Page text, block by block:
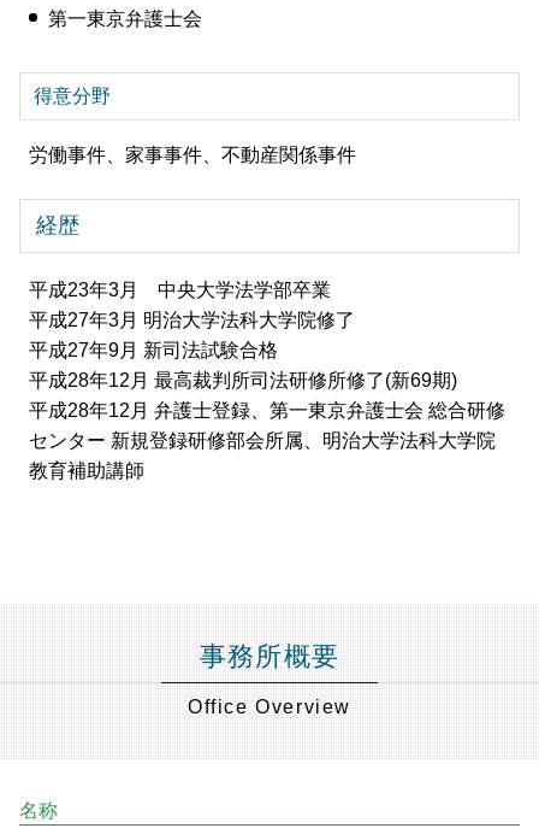
第一東京弁護士会
得意分野
労働事件、家事事件、不動産関係事件
経歴
平成23年3月 中央大学法学部卒業
平成27年3月 明治大学法科大学院修了
平成27年9月 新司法試験合格
平成28年12月 最高裁判所司法研修所修了(新69期)
平成28年12月 弁護士登録、第一東京弁護士会 総合研修
センター 新規登録研修部会所属、明治大学法科大学院
教育補助講師
事務所概要
Office Overview
名称